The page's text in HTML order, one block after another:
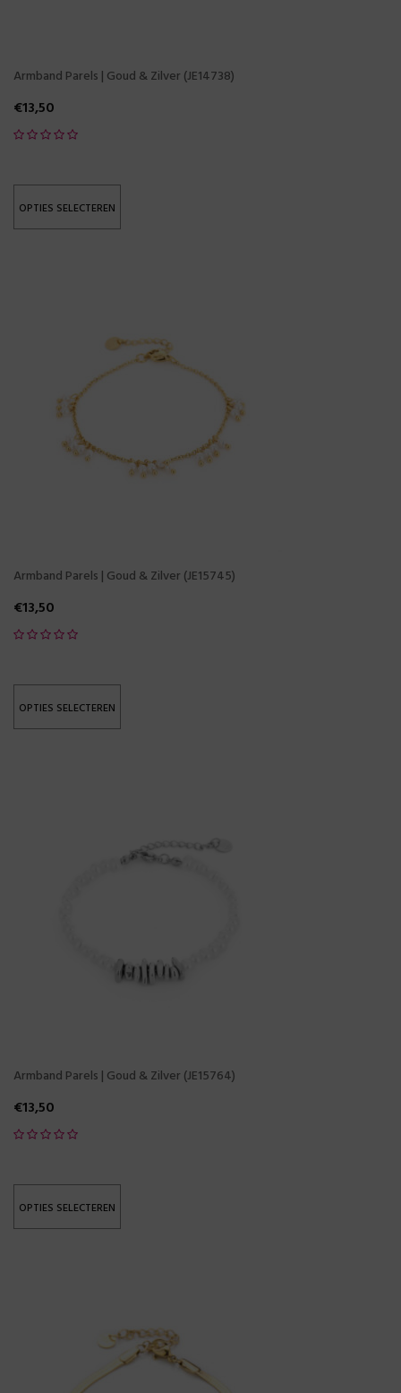
Armband Parels | Goud & Zilver (JE14738)
€13,50
OPTIES SELECTEREN
Armband Parels | Goud & Zilver (JE15745)
€13,50
OPTIES SELECTEREN
Armband Parels | Goud & Zilver (JE15764)
€13,50
OPTIES SELECTEREN